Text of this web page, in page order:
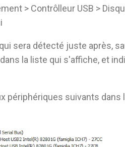
> Contrôlleur USB >
sera détecté juste après,
la liste qui s'affiche, et
périphériques suivants dans